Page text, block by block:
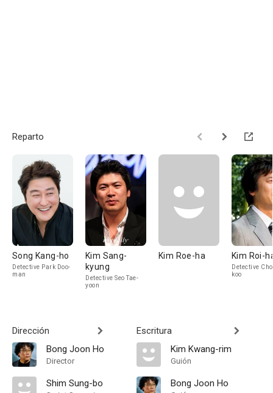
Reparto
Song Kang-ho
Detective Park Doo-
man
Kim Sang-
kyung
Detective Seo Tae-
yoon
Kim Roe-ha Kim Roi-
Detective
koo
Dirección
Bong Joon Ho
Director
Shim Sung-bo
Escritura
Kim Kwang-rim
Guión
Bong Joon Ho